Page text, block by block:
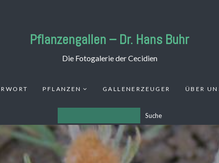
Pflanzengallen – Dr. Hans Buhr
Die Fotogalerie der Cecidien
PFLANZEN GALLENERZEUGER ÜBER
Suche